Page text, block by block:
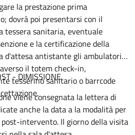
la prestazione prima
dovrà poi presentarsi con il
tessera sanitaria, eventuale
e la certificazione della
d'attesa antistante gli ambulatori.
il totem check-in,
tesserino sanitario o barrcode
- DIMISSIONE
viene consegnata la lettera di
anche la data a la modalità per
intervento. Il giorno della visita